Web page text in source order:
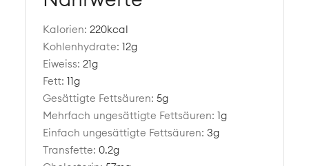
Kalorien:220kcal
Kohlenhydrate:12g
Eiweiss:21g
Fett:11g
Gesättigte Fettsäuren:5g
Mehrfach ungesättigte Fettsäuren:1g
Einfach ungesättigte Fettsäuren:3g
Transfette: 0.2g